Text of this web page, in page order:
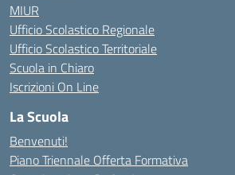
MIUR
Ufficio Scolastico Regionale
Ufficio Scolastico Territoriale
Scuola in Chiaro
Iscrizioni On Line
La Scuola
Benvenuti!
Piano Triennale Offerta Formativa